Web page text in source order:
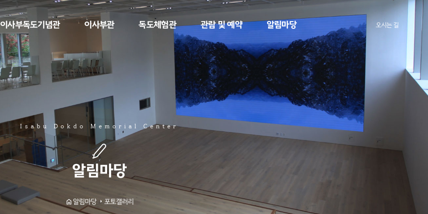
이사부독도기념관 이사부관 독도체험관 관람 및 예약 알림마당 오시는 길
Isabu Dokdo Memorial Center
알림마당
알림마당 포토갤러리